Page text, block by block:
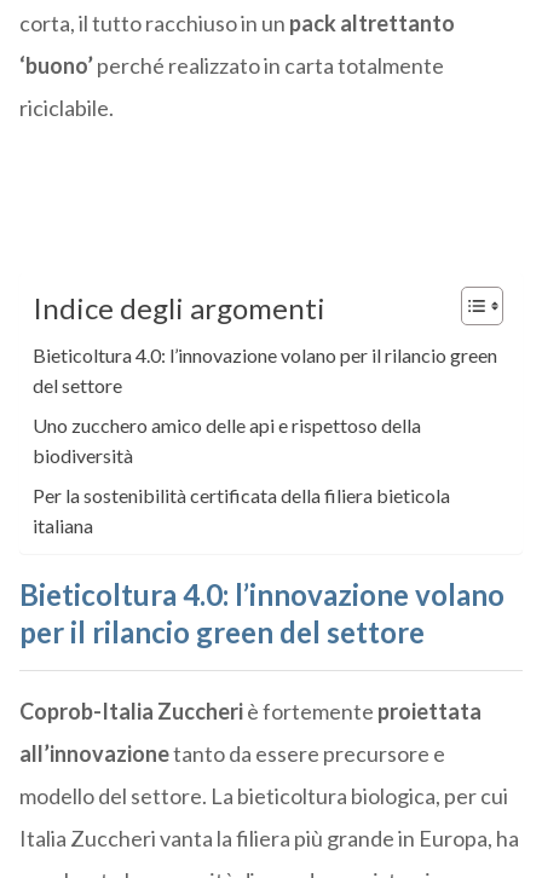
corta, il tutto racchiuso in un pack altrettanto
‘buono’perché realizzato in carta totalmente
riciclabile.
Indice degli argomenti
Bieticoltura 4.0: l’innovazione volano per il rilancio green
del settore
Uno zucchero amico delle api e rispettoso della
biodiversità
Per la sostenibilità certificata della filiera bieticola
italiana
Bieticoltura 4.0: l’innovazione volano
per il rilancio green del settore
Coprob-Italia Zuccheriè fortemente proiettata
all’innovazionetanto da essere precursore e
modello del settore. La bieticoltura biologica, per cui
Italia Zuccheri vanta la filiera più grande in Europa, ha